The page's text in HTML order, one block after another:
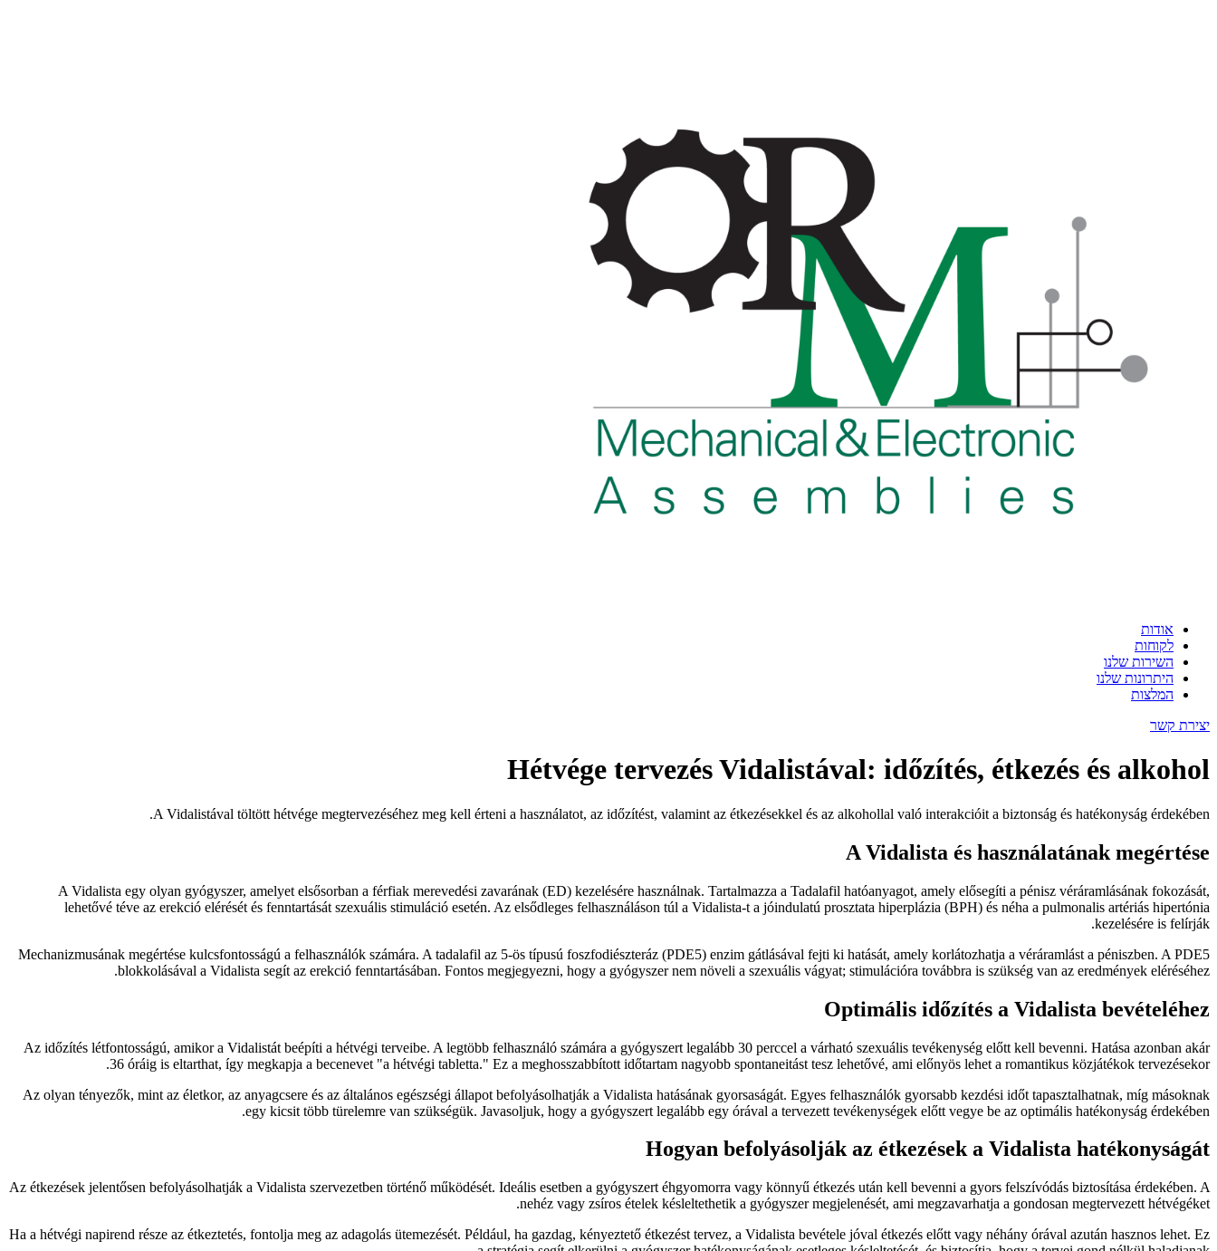
אודות
לקוחות
השירות שלנו
היתרונות שלנו
המלצות
יצירת קשר
Hétvége tervezés Vidalistával: időzítés, étkezés és alkohol
A Vidalistával töltött hétvége megtervezéséhez meg kell érteni a használatot, az időzítést, valamint az étkezésekkel és az alkohollal való interakcióit a biztonság és hatékonyság érdekében.
A Vidalista és használatának megértése
A Vidalista egy olyan gyógyszer, amelyet elsősorban a férfiak merevedési zavarának (ED) kezelésére használnak. Tartalmazza a Tadalafil hatóanyagot, amely elősegíti a pénisz véráramlásának fokozását,
lehetővé téve az erekció elérését és fenntartását szexuális stimuláció esetén. Az elsődleges felhasználáson túl a Vidalista-t a jóindulatú prosztata hiperplázia (BPH) és néha a pulmonalis artériás hipertónia
kezelésére is felírják.
Mechanizmusának megértése kulcsfontosságú a felhasználók számára. A tadalafil az 5-ös típusú foszfodiészteráz (PDE5) enzim gátlásával fejti ki hatását, amely korlátozhatja a véráramlást a péniszben. A PDE5
blokkolásával a Vidalista segít az erekció fenntartásában. Fontos megjegyezni, hogy a gyógyszer nem növeli a szexuális vágyat; stimulációra továbbra is szükség van az eredmények eléréséhez.
Optimális időzítés a Vidalista bevételéhez
Az időzítés létfontosságú, amikor a Vidalistát beépíti a hétvégi terveibe. A legtöbb felhasználó számára a gyógyszert legalább 30 perccel a várható szexuális tevékenység előtt kell bevenni. Hatása azonban akár
36 óráig is eltarthat, így megkapja a becenevet "a hétvégi tabletta." Ez a meghosszabbított időtartam nagyobb spontaneitást tesz lehetővé, ami előnyös lehet a romantikus közjátékok tervezésekor.
Az olyan tényezők, mint az életkor, az anyagcsere és az általános egészségi állapot befolyásolhatják a Vidalista hatásának gyorsaságát. Egyes felhasználók gyorsabb kezdési időt tapasztalhatnak, míg másoknak
egy kicsit több türelemre van szükségük. Javasoljuk, hogy a gyógyszert legalább egy órával a tervezett tevékenységek előtt vegye be az optimális hatékonyság érdekében.
Hogyan befolyásolják az étkezések a Vidalista hatékonyságát
Az étkezések jelentősen befolyásolhatják a Vidalista szervezetben történő működését. Ideális esetben a gyógyszert éhgyomorra vagy könnyű étkezés után kell bevenni a gyors felszívódás biztosítása érdekében. A
nehéz vagy zsíros ételek késleltethetik a gyógyszer megjelenését, ami megzavarhatja a gondosan megtervezett hétvégéket.
Ha a hétvégi napirend része az étkeztetés, fontolja meg az adagolás ütemezését. Például, ha gazdag, kényeztető étkezést tervez, a Vidalista bevétele jóval étkezés előtt vagy néhány órával azután hasznos lehet. Ez